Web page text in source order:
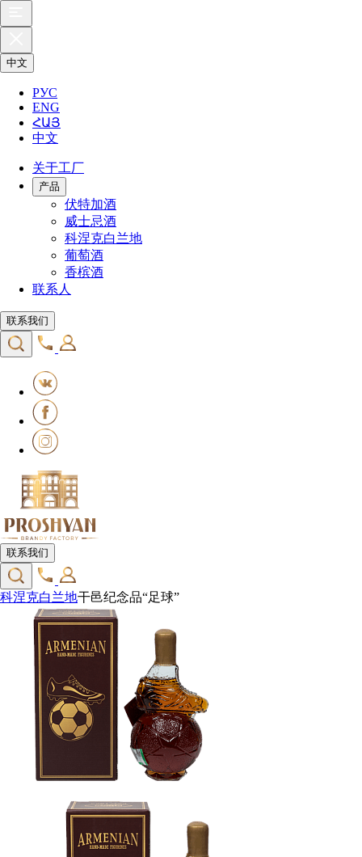
中文
РУС
ENG
ՀԱՅ
中文
关于工厂
产品
伏特加酒
威士忌酒
科涅克白兰地
葡萄酒
香槟酒
联系人
联系我们
联系我们
科涅克白兰地干邑纪念品“足球”